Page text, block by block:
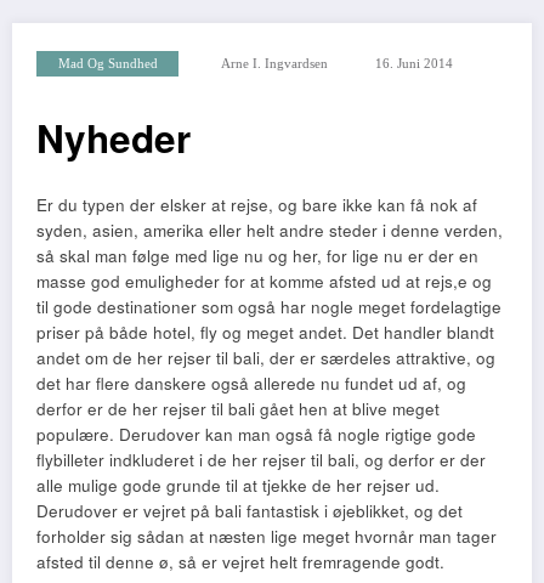
Mad Og Sundhed Arne I. Ingvardsen 16. Juni 2014
Nyheder
Er du typen der elsker at rejse, og bare ikke kan få nok af
syden, asien, amerika eller helt andre steder i denne verden,
så skal man følge med lige nu og her, for lige nu er der en
masse god emuligheder for at komme afsted ud at rejs,e og
til gode destinationer som også har nogle meget fordelagtige
priser på både hotel, fly og meget andet. Det handler blandt
andet om de her rejser til bali, der er særdeles attraktive, og
det har flere danskere også allerede nu fundet ud af, og
derfor er de her rejser til bali gået hen at blive meget
populære. Derudover kan man også få nogle rigtige gode
flybilleter indkluderet i de her rejser til bali, og derfor er der
alle mulige gode grunde til at tjekke de her rejser ud.
Derudover er vejret på bali fantastisk i øjeblikket, og det
forholder sig sådan at næsten lige meget hvornår man tager
afsted til denne ø, så er vejret helt fremragende godt.